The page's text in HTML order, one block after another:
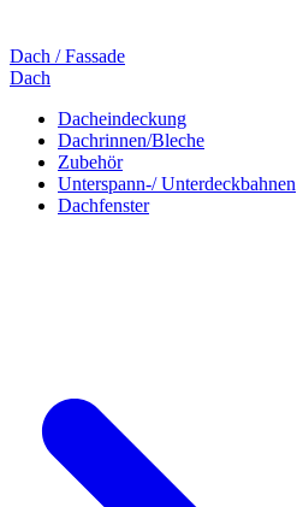
Dach / Fassade
Dach
Dacheindeckung
Dachrinnen/Bleche
Zubehör
Unterspann-/ Unterdeckbahnen
Dachfenster